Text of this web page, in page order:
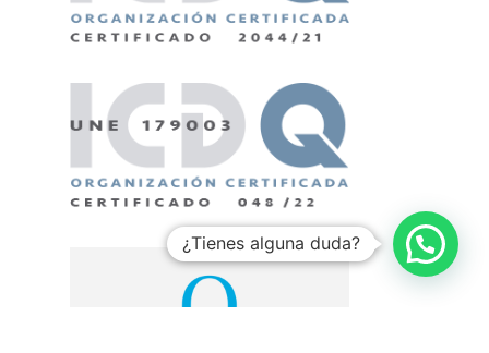
¿Tienes alguna duda?